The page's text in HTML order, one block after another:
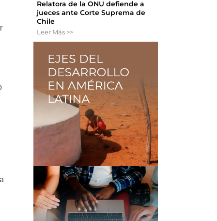
Relatora de la ONU defiende a
jueces ante Corte Suprema de
Chile
Leer Más >>